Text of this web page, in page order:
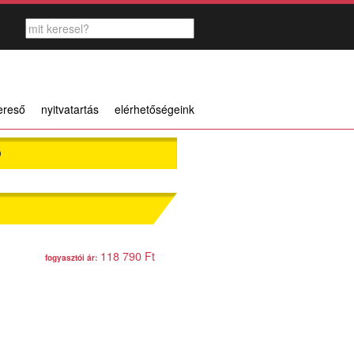
nyitvatartás elérhetőségeink
fogyasztói ár:118 790 Ft